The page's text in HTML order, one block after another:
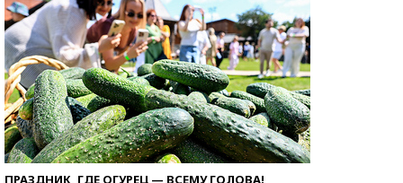
ПРАЗДНИК, ГДЕ ОГУРЕЦ — ВСЕМУ ГОЛОВА!